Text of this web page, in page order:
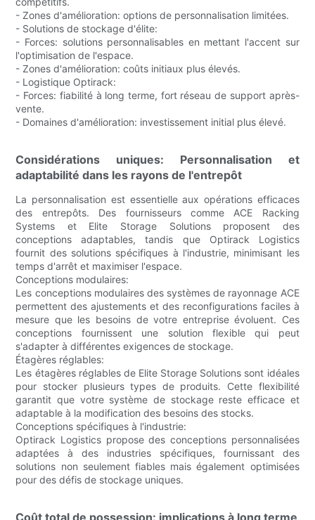
- Zones d'amélioration: options de personnalisation limitées.
- Solutions de stockage d'élite:
- Forces: solutions personnalisables en mettant l'accent sur
l'optimisation de l'espace.
- Zones d'amélioration: coûts initiaux plus élevés.
- Logistique Optirack:
- Forces: fiabilité à long terme, fort réseau de support après-
vente.
- Domaines d'amélioration: investissement initial plus élevé.
Considérations uniques: Personnalisation et
adaptabilité dans les rayons de l'entrepôt
La personnalisation est essentielle aux opérations efficaces
des entrepôts. Des fournisseurs comme ACE Racking
Systems et Elite Storage Solutions proposent des
conceptions adaptables, tandis que Optirack Logistics
fournit des solutions spécifiques à l'industrie, minimisant les
temps d'arrêt et maximiser l'espace.
Conceptions modulaires:
Les conceptions modulaires des systèmes de rayonnage ACE
permettent des ajustements et des reconfigurations faciles à
mesure que les besoins de votre entreprise évoluent. Ces
conceptions fournissent une solution flexible qui peut
s'adapter à différentes exigences de stockage.
Étagères réglables:
Les étagères réglables de Elite Storage Solutions sont idéales
pour stocker plusieurs types de produits. Cette flexibilité
garantit que votre système de stockage reste efficace et
adaptable à la modification des besoins des stocks.
Conceptions spécifiques à l'industrie:
Optirack Logistics propose des conceptions personnalisées
adaptées à des industries spécifiques, fournissant des
solutions non seulement fiables mais également optimisées
pour des défis de stockage uniques.